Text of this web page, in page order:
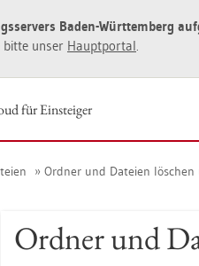
Baden-Würt­tem­berg
bitte unser Haupt­por­tal.
für Ein­stei­ger
Ord­ner und Da­tei­en
Ord­ner und